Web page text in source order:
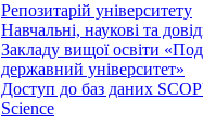
Репозитарій університету
Навчальні, наукові та
Закладу вищої освіти
державний університет»
Доступ до баз даних
Science